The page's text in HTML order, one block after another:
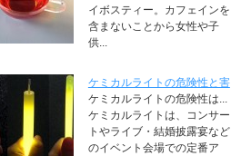
イボスティー。カフェインを
含まないことから女性や子
供...
ケミカルライトの危険性と害
ケミカルライトの危険性は...
ケミカルライトは、コンサー
トやライブ・結婚披露宴など
のイベント会場での定番ア